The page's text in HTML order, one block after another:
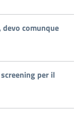
comunque
per il